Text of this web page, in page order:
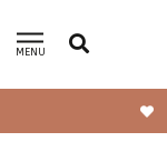
MENU